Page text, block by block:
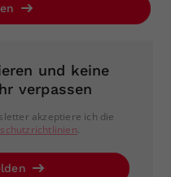
und keine
verpassen
akzeptiere ich die
.